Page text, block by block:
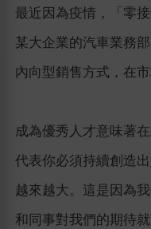
最近因為疫情，「零
某大企業的汽車業務
內向型銷售方式，在
成為優秀人才意味著
代表你必須持續創造
越來越大。這是因為
和同事對我們的期待